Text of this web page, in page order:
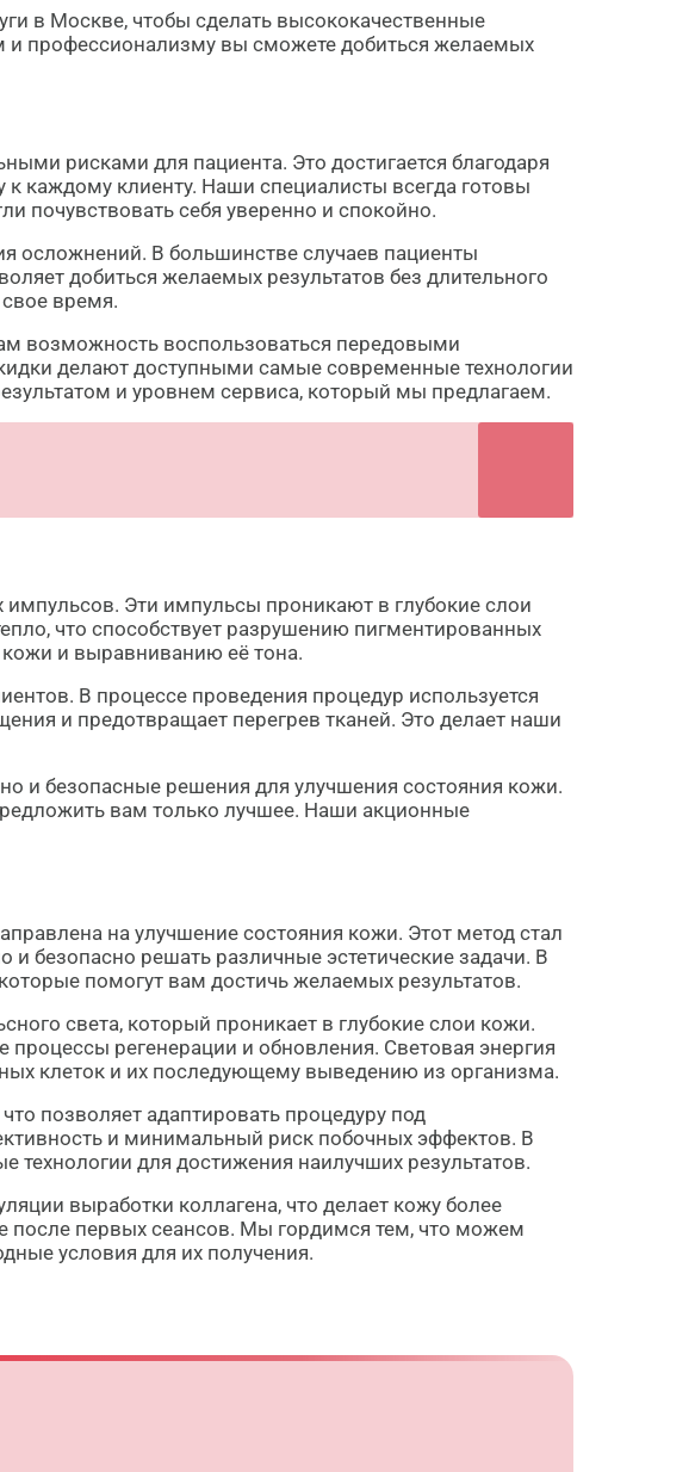
в Москве, чтобы сделать высококачественные
и профессионализму вы сможете добиться желаемых
рисками для пациента. Это достигается благодаря
каждому клиенту. Наши специалисты всегда готовы
почувствовать себя уверенно и спокойно.
осложнений. В большинстве случаев пациенты
добиться желаемых результатов без длительного
время.
возможность воспользоваться передовыми
делают доступными самые современные технологии
и уровнем сервиса, который мы предлагаем.
Эти импульсы проникают в глубокие слои
что способствует разрушению пигментированных
кожи и выравниванию её тона.
В процессе проведения процедур используется
и предотвращает перегрев тканей. Это делает наши
и безопасные решения для улучшения состояния кожи.
вам только лучшее. Наши акционные
на улучшение состояния кожи. Этот метод стал
безопасно решать различные эстетические задачи. В
помогут вам достичь желаемых результатов.
света, который проникает в глубокие слои кожи.
регенерации и обновления. Световая энергия
клеток и их последующему выведению из организма.
позволяет адаптировать процедуру под
и минимальный риск побочных эффектов. В
для достижения наилучших результатов.
выработки коллагена, что делает кожу более
после первых сеансов. Мы гордимся тем, что можем
условия для их получения.